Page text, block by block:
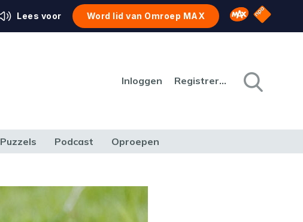
Lees voor Word lid van Omroep MAX Omroep MAX
NPO
Inloggen Registreren
Puzzels Podcast Oproepen